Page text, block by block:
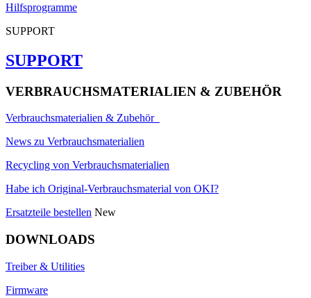
Hilfsprogramme
SUPPORT
SUPPORT
VERBRAUCHSMATERIALIEN & ZUBEHÖR
Verbrauchsmaterialien & Zubehör
News zu Verbrauchsmaterialien
Recycling von Verbrauchsmaterialien
Habe ich Original-Verbrauchsmaterial von OKI?
Ersatzteile bestellen New
DOWNLOADS
Treiber & Utilities
Firmware